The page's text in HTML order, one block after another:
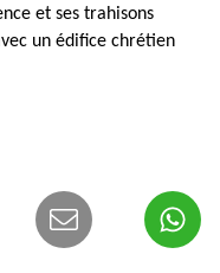
et ses trahisons
un édifice chrétien